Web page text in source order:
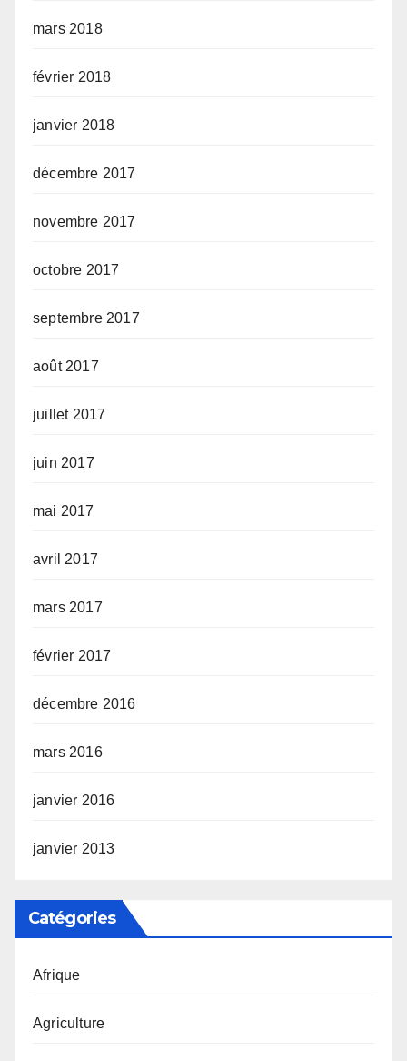
mars 2018
février 2018
janvier 2018
décembre 2017
novembre 2017
octobre 2017
septembre 2017
août 2017
juillet 2017
juin 2017
mai 2017
avril 2017
mars 2017
février 2017
décembre 2016
mars 2016
janvier 2016
janvier 2013
Catégories
Afrique
Agriculture